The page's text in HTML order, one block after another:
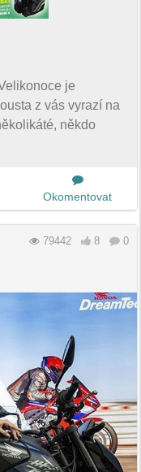
je
z vás vyrazí na
někdo
Okomentovat
79442 8 0